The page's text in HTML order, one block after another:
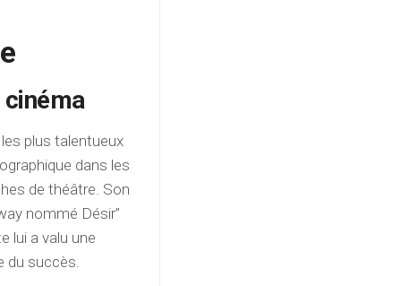
plus talentueux
dans les
de théâtre. Son
nommé Désir”
lui a valu une
du succès.